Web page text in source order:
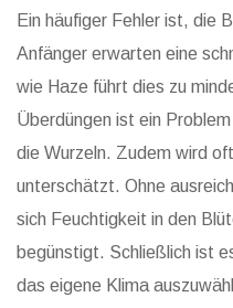
Ein häufiger Fehler ist, die
Anfänger erwarten eine
wie Haze führt dies zu
Überdüngen ist ein
die Wurzeln. Zudem wird
unterschätzt. Ohne
sich Feuchtigkeit in den
begünstigt. Schließlich ist
das eigene Klima